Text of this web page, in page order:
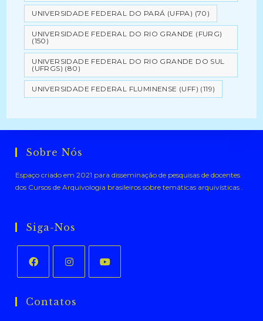
UNIVERSIDADE FEDERAL DO PARÁ (UFPA) (70)
UNIVERSIDADE FEDERAL DO RIO GRANDE (FURG)
(150)
UNIVERSIDADE FEDERAL DO RIO GRANDE DO SUL
(UFRGS) (80)
UNIVERSIDADE FEDERAL FLUMINENSE (UFF) (119)
Sobre Nós
Espaço criado em 2021 para disseminação de pesquisas de docentes
dos Cursos de Arquivologia brasileiros sobre temáticas arquivísticas .
Siga-Nos
em
em
Contatos